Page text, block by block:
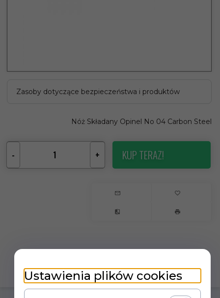
Zasoby dotyczące bezpieczeństwa i produktów
Nóż Składany Opinel No 04 Carbon Steel
- + KUP TERAZ!
Ustawienia plików cookies